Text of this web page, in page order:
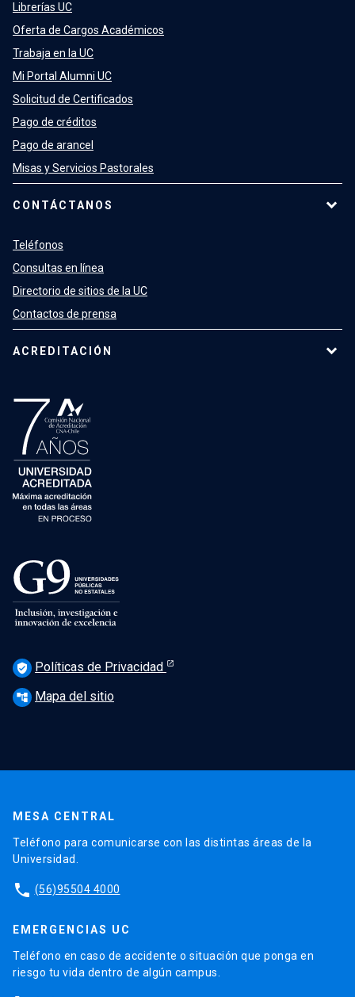
Librerías UC
Oferta de Cargos Académicos
Trabaja en la UC
Mi Portal Alumni UC
Solicitud de Certificados
Pago de créditos
Pago de arancel
Misas y Servicios Pastorales
CONTÁCTANOS
Teléfonos
Consultas en línea
Directorio de sitios de la UC
Contactos de prensa
ACREDITACIÓN
verified_user Políticas de Privacidad
account_tree Mapa del sitio
MESA CENTRAL
Teléfono para comunicarse con las distintas áreas de la
Universidad.
phone (56)95504 4000
EMERGENCIAS UC
Teléfono en caso de accidente o situación que ponga en
riesgo tu vida dentro de algún campus.